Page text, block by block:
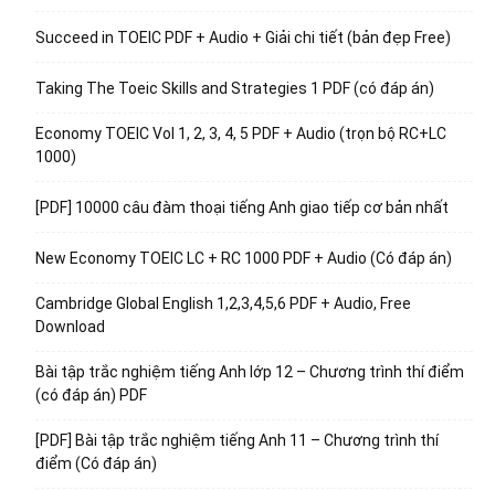
Succeed in TOEIC PDF + Audio + Giải chi tiết (bản đẹp Free)
Taking The Toeic Skills and Strategies 1 PDF (có đáp án)
Economy TOEIC Vol 1, 2, 3, 4, 5 PDF + Audio (trọn bộ RC+LC
1000)
[PDF] 10000 câu đàm thoại tiếng Anh giao tiếp cơ bản nhất
New Economy TOEIC LC + RC 1000 PDF + Audio (Có đáp án)
Cambridge Global English 1,2,3,4,5,6 PDF + Audio, Free
Download
Bài tập trắc nghiệm tiếng Anh lớp 12 – Chương trình thí điểm
(có đáp án) PDF
[PDF] Bài tập trắc nghiệm tiếng Anh 11 – Chương trình thí
điểm (Có đáp án)